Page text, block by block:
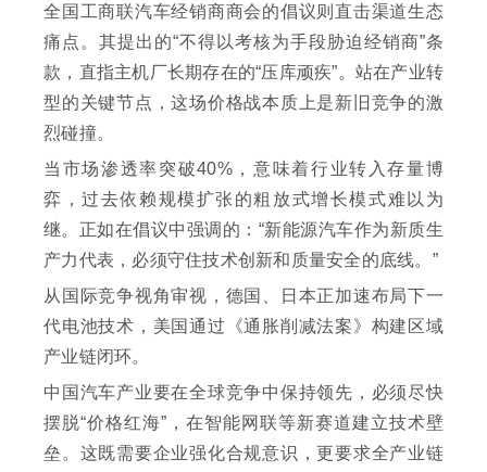
全国工商联汽车经销商商会的倡议则直击渠道生态
痛点。其提出的“不得以考核为手段胁迫经销商”条
款，直指主机厂长期存在的“压库顽疾”。站在产业转
型的关键节点，这场价格战本质上是新旧竞争的激
烈碰撞。
当市场渗透率突破40%，意味着行业转入存量博
弈，过去依赖规模扩张的粗放式增长模式难以为
继。正如在倡议中强调的：“新能源汽车作为新质生
产力代表，必须守住技术创新和质量安全的底线。”
从国际竞争视角审视，德国、日本正加速布局下一
代电池技术，美国通过《通胀削减法案》构建区域
产业链闭环。
中国汽车产业要在全球竞争中保持领先，必须尽快
摆脱“价格红海”，在智能网联等新赛道建立技术壁
垒。这既需要企业强化合规意识，更要求全产业链